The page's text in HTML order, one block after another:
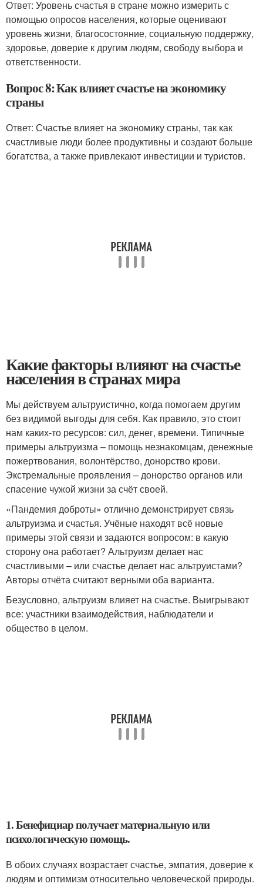
Ответ: Уровень счастья в стране можно измерить с
помощью опросов населения, которые оценивают
уровень жизни, благосостояние, социальную поддержку,
здоровье, доверие к другим людям, свободу выбора и
ответственности.
Вопрос 8: Как влияет счастье на экономику
страны
Ответ: Счастье влияет на экономику страны, так как
счастливые люди более продуктивны и создают больше
богатства, а также привлекают инвестиции и туристов.
Какие факторы влияют на счастье
населения в странах мира
Мы действуем альтруистично, когда помогаем другим
без видимой выгоды для себя. Как правило, это стоит
нам каких-то ресурсов: сил, денег, времени. Типичные
примеры альтруизма – помощь незнакомцам, денежные
пожертвования, волонтёрство, донорство крови.
Экстремальные проявления – донорство органов или
спасение чужой жизни за счёт своей.
«Пандемия доброты» отлично демонстрирует связь
альтруизма и счастья. Учёные находят всё новые
примеры этой связи и задаются вопросом: в какую
сторону она работает? Альтруизм делает нас
счастливыми – или счастье делает нас альтруистами?
Авторы отчёта считают верными оба варианта.
Безусловно, альтруизм влияет на счастье. Выигрывают
все: участники взаимодействия, наблюдатели и
общество в целом.
1. Бенефициар получает материальную или
психологическую помощь.
В обоих случаях возрастает счастье, эмпатия, доверие к
людям и оптимизм относительно человеческой природы.